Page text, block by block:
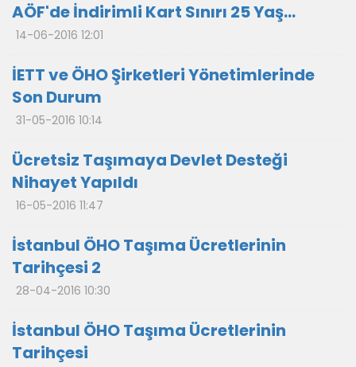
AÖF'de İndirimli Kart Sınırı 25 Yaş...
14-06-2016 12:01
İETT ve ÖHO Şirketleri Yönetimlerinde
Son Durum
31-05-2016 10:14
Ücretsiz Taşımaya Devlet Desteği
Nihayet Yapıldı
16-05-2016 11:47
İstanbul ÖHO Taşıma Ücretlerinin
Tarihçesi 2
28-04-2016 10:30
İstanbul ÖHO Taşıma Ücretlerinin
Tarihçesi